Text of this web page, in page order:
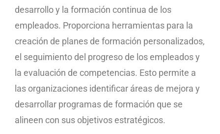
desarrollo y la formación continua de los
empleados. Proporciona herramientas para la
creación de planes de formación personalizados,
el seguimiento del progreso de los empleados y
la evaluación de competencias. Esto permite a
las organizaciones identificar áreas de mejora y
desarrollar programas de formación que se
alineen con sus objetivos estratégicos.